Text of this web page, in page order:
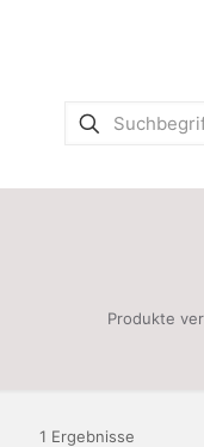
Produkte
1 Ergebnisse